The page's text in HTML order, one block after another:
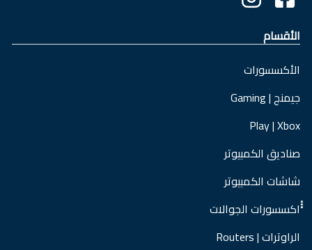
الأقسام
الأكسسورات
جيمنج | Gaming
Play | Xbox
صناديق الكمبيوتر
شاشات الكمبيوتر
ْْْاكسسورات الجوالات
الراوترات | Routers